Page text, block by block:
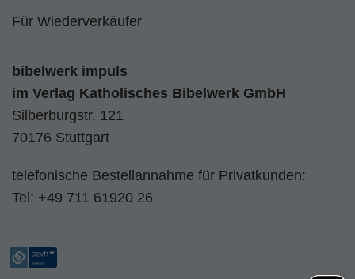
Für Wiederverkäufer
bibelwerk impuls
im Verlag Katholisches Bibelwerk GmbH
Silberburgstr. 121
70176 Stuttgart
telefonische Bestellannahme für Privatkunden:
Tel: +49 711 61920 26